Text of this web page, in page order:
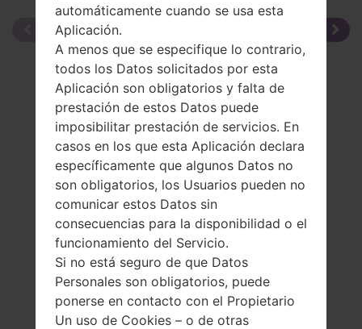
automáticamente cuando se usa esta
Aplicación.
A menos que se especifique lo contrario,
todos los Datos solicitados por esta
Aplicación son obligatorios y falta de
prestación de estos Datos puede
imposibilitar prestación de servicios. En
casos en los que esta Aplicación declara
específicamente que algunos Datos no
son obligatorios, los Usuarios pueden no
comunicar estos Datos sin
consecuencias para la disponibilidad o el
funcionamiento del Servicio.
Si no está seguro de que Datos
Personales son obligatorios, puede
ponerse en contacto con el Propietario
Un uso de Cookies – o de otras